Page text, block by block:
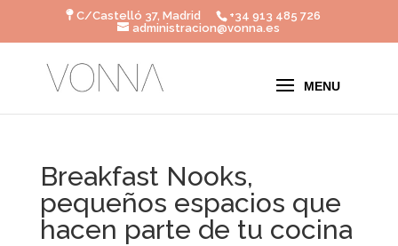
C/Castelló 37, Madrid
+34 913 485 726
administracion@vonna.es
Breakfast Nooks,
pequeños espacios que
hacen parte de tu cocina